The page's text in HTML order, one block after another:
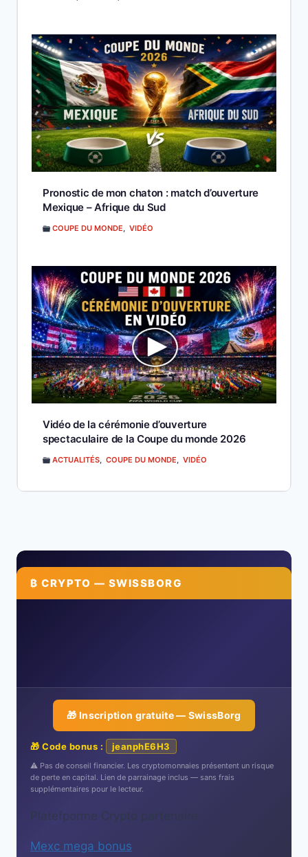
Pronostic de mon chaton : match d’ouverture
Mexique – Afrique du Sud
COUPE DU MONDE, VIDÉO
Vidéo de la cérémonie d’ouverture
spectaculaire de la Coupe du monde 2026
ACTUALITÉS, COUPE DU MONDE, VIDÉO
₿ CRYPTO — SWISSBORG
🎁 Inscription gratuite — SwissBorg
🎁 Code bonus : jeanphE6H3
⚠️ Pas de conseil financier. Les cryptomonnaies présentent un risque
de perte en capital. Lien de parrainage inclus — sans frais
supplémentaires pour le lecteur.
Platefporme Crypto partenaire
Mexc mega bonus